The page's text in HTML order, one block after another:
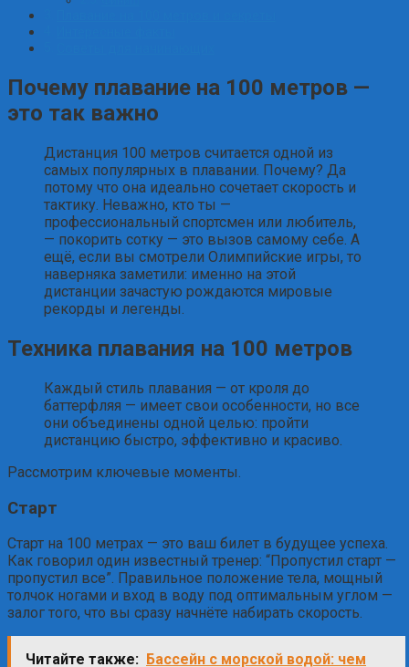
Почему плавание на 100 метров —
это так важно
Дистанция 100 метров считается одной из
самых популярных в плавании. Почему? Да
потому что она идеально сочетает скорость и
тактику. Неважно, кто ты —
профессиональный спортсмен или любитель,
— покорить сотку — это вызов самому себе. А
ещё, если вы смотрели Олимпийские игры, то
наверняка заметили: именно на этой
дистанции зачастую рождаются мировые
рекорды и легенды.
Техника плавания на 100 метров
Каждый стиль плавания — от кроля до
баттерфляя — имеет свои особенности, но все
они объединены одной целью: пройти
дистанцию быстро, эффективно и красиво.
Рассмотрим ключевые моменты.
Старт
Старт на 100 метрах — это ваш билет в будущее успеха.
Как говорил один известный тренер: “Пропустил старт —
пропустил все”. Правильное положение тела, мощный
толчок ногами и вход в воду под оптимальным углом —
залог того, что вы сразу начнёте набирать скорость.
Читайте также: Бассейн с морской водой: чем